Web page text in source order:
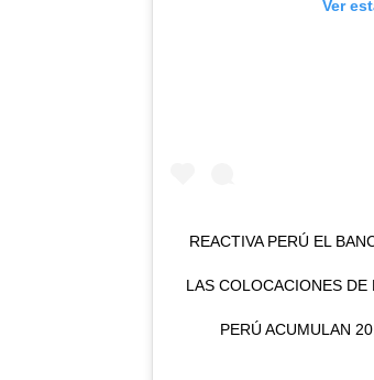
Ver
REACTIVA PERÚ EL
LAS COLOCACIONES DE
PERÚ ACUMULAN